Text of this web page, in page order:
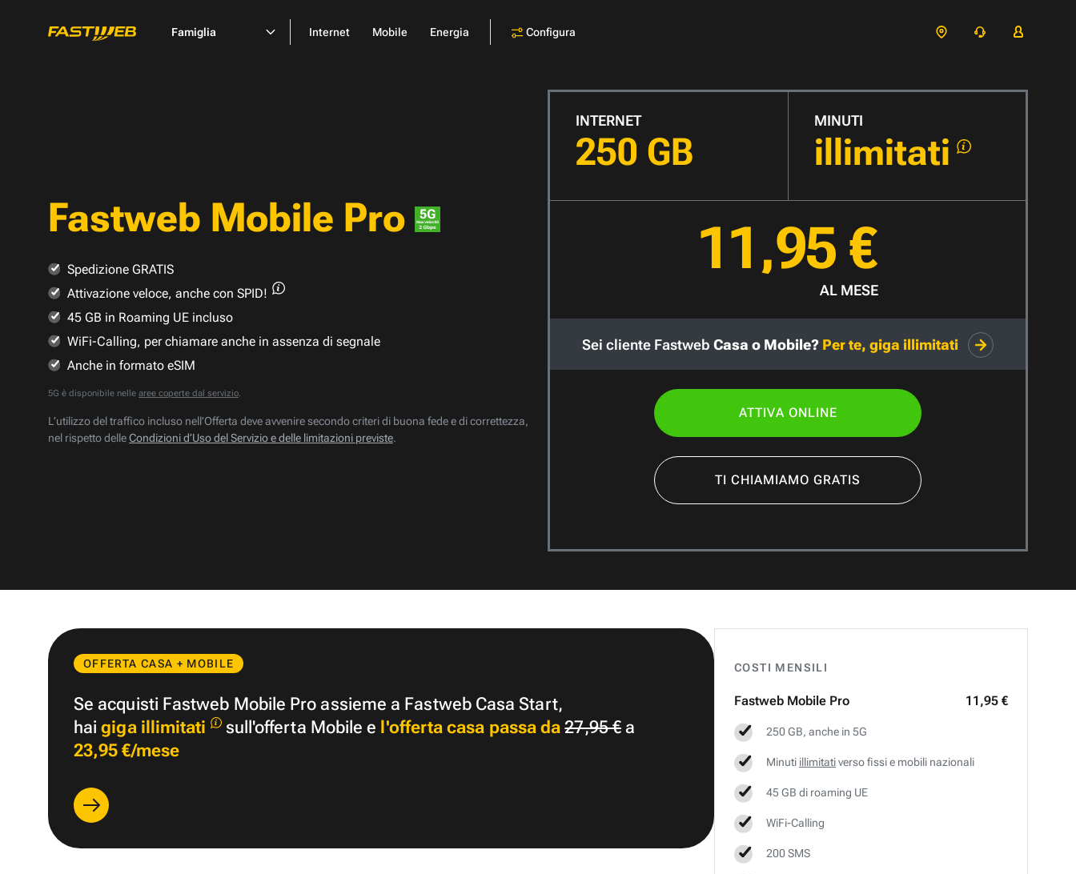
Famiglia Internet Mobile Energia Configura
Fastweb Mobile Pro
INTERNET
250 GB
MINUTI
illimitati
11,95 €
AL MESE
Sei cliente Fastweb Casa o Mobile? Per te, giga illimitati
ATTIVA ONLINE
TI CHIAMIAMO GRATIS
Spedizione GRATIS
Attivazione veloce, anche con SPID!
45 GB in Roaming UE incluso
WiFi-Calling, per chiamare anche in assenza di segnale
Anche in formato eSIM
5G è disponibile nelle aree coperte dal servizio.
L’utilizzo del traffico incluso nell’Offerta deve avvenire secondo criteri di buona fede e di correttezza,
nel rispetto delleCondizioni d’Uso del Servizio e delle limitazioni previste.
COSTI MENSILI
Fastweb Mobile Pro 11,95 €
250 GB, anche in 5G
Minuti illimitativerso fissi e mobili nazionali
45 GB di roaming UE
WiFi-Calling
200 SMS
OFFERTA CASA + MOBILE
Se acquisti Fastweb Mobile Pro assieme a Fastweb Casa Start,
haigiga illimitati sull'offerta Mobile e l'offerta casa passa da 27,95 €a
23,95 €/mese